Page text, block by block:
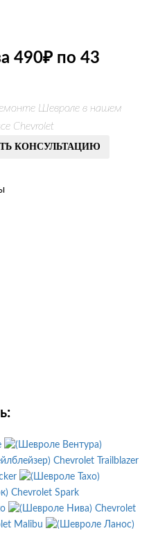
490₽ по 43
Шевроле в нашем
Chevrolet
КОНСУЛЬТАЦИЮ
Chevrolet Trailblazer
Chevrolet Spark
Chevrolet
Malibu